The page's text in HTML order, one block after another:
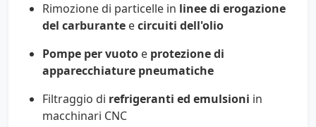
Rimozione di particelle in linee di erogazione
del carburante ecircuiti dell'olio
Pompe per vuoto e protezione di
apparecchiature pneumatiche
Filtraggio di refrigeranti ed emulsioni in
macchinari CNC